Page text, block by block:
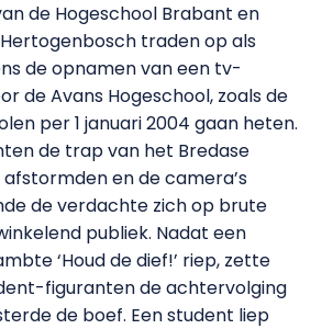
de Hogeschool Brabant en
traden op als
de opnamen van een tv-
de Avans Hogeschool, zoals de
per 1 januari 2004 gaan heten.
de trap van het Bredase
en de camera’s
de verdachte zich op brute
publiek. Nadat een
‘Houd de dief!’ riep, zette
figuranten de achtervolging
de boef. Een student liep